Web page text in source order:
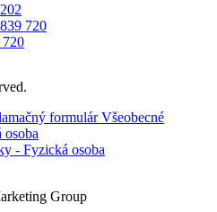
720
formulárVšeobecné
- Fyzická osoba
Group